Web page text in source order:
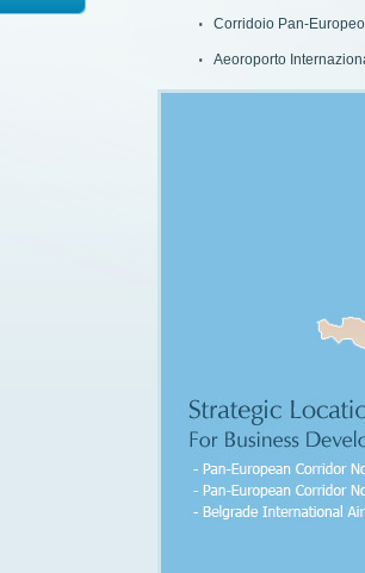
Corridoio Pan-
Aeoroporto